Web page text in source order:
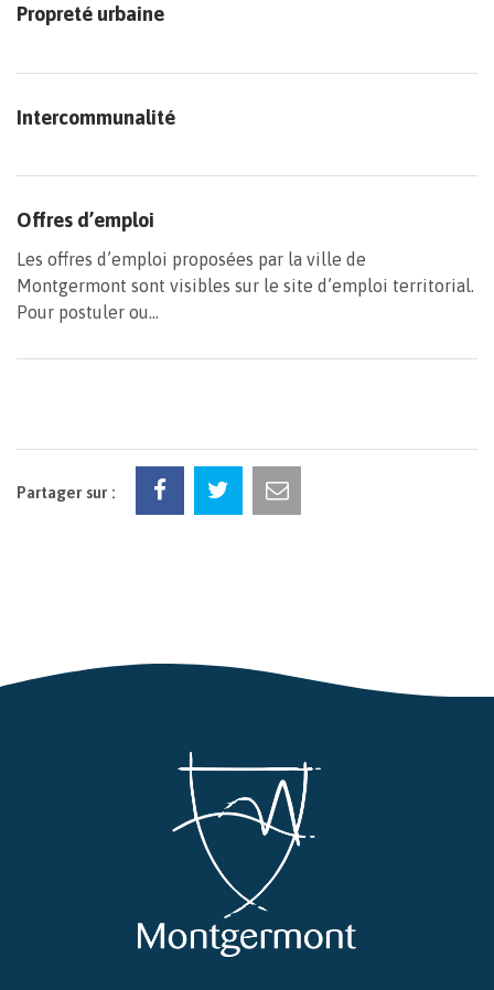
Propreté urbaine
Intercommunalité
Offres d’emploi
Les offres d’emploi proposées par la ville de
Montgermont sont visibles sur le site d’emploi territorial.
Pour postuler ou...
Partager sur :